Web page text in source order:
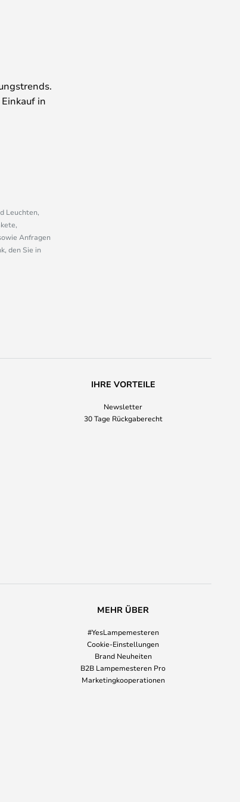
in
Leuchten,
Anfragen
den Sie in
IHRE VORTEILE
Newsletter
30 Tage Rückgaberecht
MEHR ÜBER
#YesLampemesteren
Cookie-Einstellungen
Brand Neuheiten
B2B Lampemesteren Pro
Marketingkooperationen